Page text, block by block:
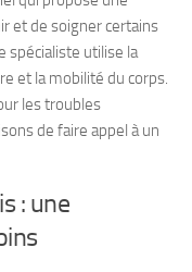
et de soigner certains
spécialiste utilise la
et la mobilité du corps.
les troubles
de faire appel à un
: une